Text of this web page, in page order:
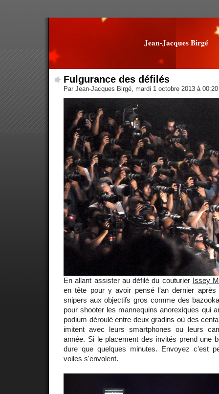
Jean-Jacques Birgé
Fulgurance des défilés
Par Jean-Jacques Birgé, mardi 1 octobre 2013 à
En allant assister au défilé du couturier Issey
en tête pour y avoir pensé l'an dernier après
snipers aux objectifs gros comme des
pour shooter les mannequins anorexiques qui
podium déroulé entre deux gradins où des
imitent avec leurs smartphones ou leurs
année. Si le placement des invités prend une
dure que quelques minutes. Envoyez c'est
voiles s'envolent.